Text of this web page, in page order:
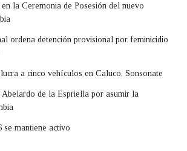
la Ceremonia de Posesión del nuevo
ordena detención provisional por feminicidio
a cinco vehículos en Caluco, Sonsonate
de la Espriella por asumir la
se mantiene activo